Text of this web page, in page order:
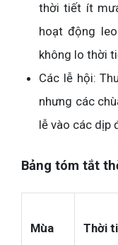
thời tiết ít
hoạt động
không lo thời
Các lễ hội:
nhưng các
lễ vào các dịp
Bảng tóm tắt
Mùa Thời